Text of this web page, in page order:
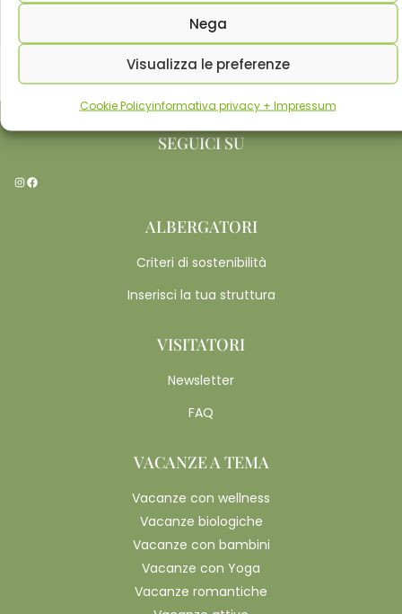
Nega
Visualizza le preferenze
Cookie Policyinformativa privacy + Impressum
SEGUICI SU
Instagram
Facebook
ALBERGATORI
Criteri di sostenibilità
Inserisci la tua struttura
VISITATORI
Newsletter
FAQ
VACANZE A TEMA
Vacanze con wellness
Vacanze biologiche
Vacanze con bambini
Vacanze con Yoga
Vacanze romantiche